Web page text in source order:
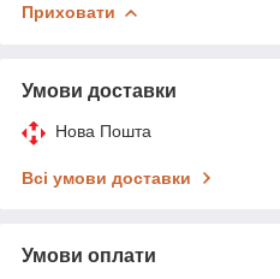
Приховати
Умови доставки
Нова Пошта
Всі умови доставки
Умови оплати